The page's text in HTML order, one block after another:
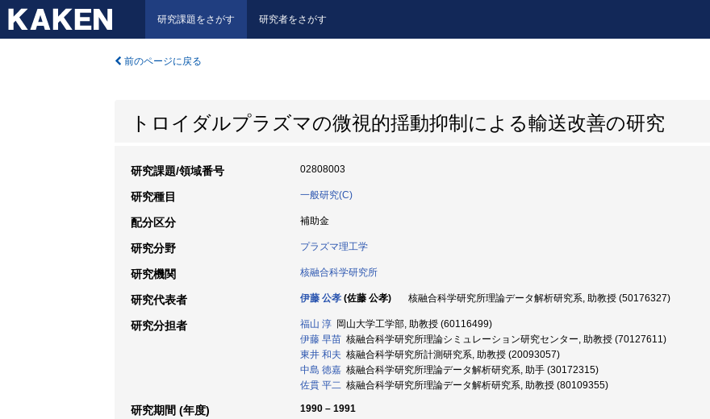
研究課題をさがす 研究者をさがす
前のページに戻る
トロイダルプラズマの微視的揺動抑制による輸送改善の研究
研究課題/領域番号 02808003
研究種目 一般研究(C)
配分区分 補助金
研究分野 プラズマ理工学
研究機関 核融合科学研究所
研究代表者 伊藤 公孝 (佐藤 公孝) 核融合科学研究所理論データ解析研究系, 助教授 (50176327)
研究分担者 福山 淳 岡山大学工学部, 助教授 (60116499)
伊藤 早苗 核融合科学研究所理論シミュレーション研究センター, 助教授 (70127611)
東井 和夫 核融合科学研究所計測研究系, 助教授 (20093057)
中島 徳嘉 核融合科学研究所理論データ解析研究系, 助手 (30172315)
佐貫 平二 核融合科学研究所理論データ解析研究系, 助教授 (80109355)
研究期間 (年度) 1990 – 1991